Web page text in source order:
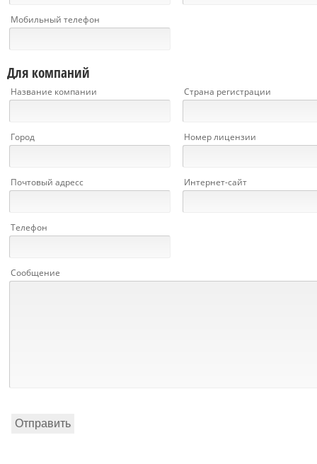
Мобильный телефон
Для компаний
Название компании Страна регистрации
Город Номер лицензии
Почтовый адресс Интернет-сайт
Телефон
Сообщение